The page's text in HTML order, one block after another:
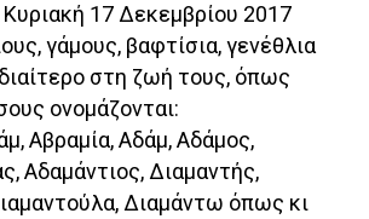
17 Δεκεμβρίου 2017
γάμους, βαφτίσια, γενέθλια
στη ζωή τους, όπως
ονομάζονται:
Αβραμία, Αδάμ, Αδάμος,
Αδαμάντιος, Διαμαντής,
Διαμάντω όπως κι